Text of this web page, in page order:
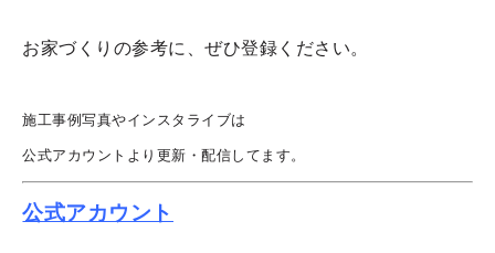
お家づくりの参考に、ぜひ登録ください。
施工事例写真やインスタライブは
公式アカウントより更新・配信してます。
公式アカウント